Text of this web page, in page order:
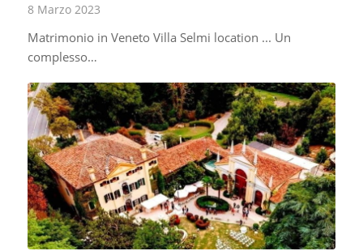
8 Marzo 2023
Matrimonio in Veneto Villa Selmi location ... Un
complesso…